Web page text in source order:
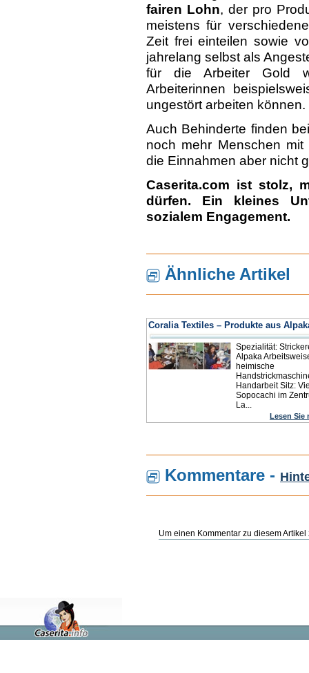
fairen Lohn, der pro
meistens für
Zeit frei einteilen sowie
jahrelang selbst als
für die Arbeiter Gold
Arbeiterinnen
ungestört arbeiten können.
Auch Behinderte finden bei
noch mehr Menschen
die Einnahmen aber nicht
Caserita.com ist stolz,
dürfen. Ein kleines
sozialem Engagement.
Ähnliche Artikel
Coralia Textiles – Produkte aus
Spezialität:
Alpaka
heimische
Handarbeit Sitz:
Sopocachi im
La...
Lesen Sie
Kommentare -
Um einen Kommentar zu diesem